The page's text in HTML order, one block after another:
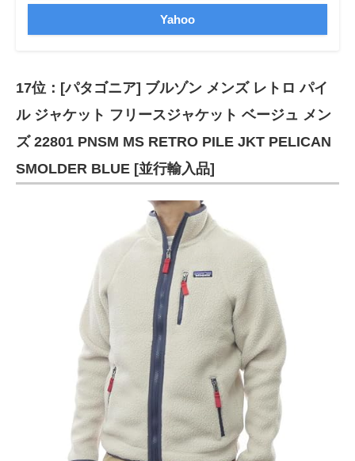
Yahoo
17位：[パタゴニア] ブルゾン メンズ レトロ パイ
ル ジャケット フリースジャケット ベージュ メン
ズ 22801 PNSM MS RETRO PILE JKT PELICAN
SMOLDER BLUE [並行輸入品]